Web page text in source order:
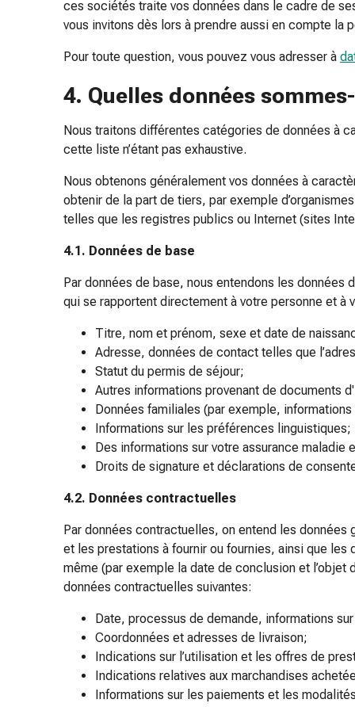
de
Circulation
Arrêter
fumer
Veines
cardiaques
et
nerveux
Troubles
la
mémoire
de
la
concentration
Allergies
Antiallergiques
Peau
Nez
Estomac
et
Diarrhée
Hémorroïdes
Brûlures
d’estomac
et
vomissements
Digestion,
flatulences
et
ces sociétés traite vos données dans le cadre de
vous invitons dès lors à prendre aussi en compte
Pour toute question, vous pouvez vous adresser à
4. Quelles données
Nous traitons différentes catégories de données à
cette liste n’étant pas exhaustive.
Nous obtenons généralement vos données à
obtenir de la part de tiers, par exemple
telles que les registres publics ou Internet (sites
4.1. Données de base
Par données de base, nous entendons les données
qui se rapportent directement à votre personne et à
Titre, nom et prénom, sexe et date de
Adresse, données de contact telles que
Statut du permis de séjour;
Autres informations provenant de documents
Données familiales (par exemple,
Informations sur les préférences linguistiques;
Des informations sur votre assurance maladie
Droits de signature et déclarations de
4.2. Données contractuelles
Par données contractuelles, on entend les données
et les prestations à fournir ou fournies, ainsi que
même (par exemple la date de conclusion et
données contractuelles suivantes:
Date, processus de demande, informations
Coordonnées et adresses de livraison;
Indications sur l’utilisation et les offres de
Indications relatives aux marchandises
Informations sur les paiements et les